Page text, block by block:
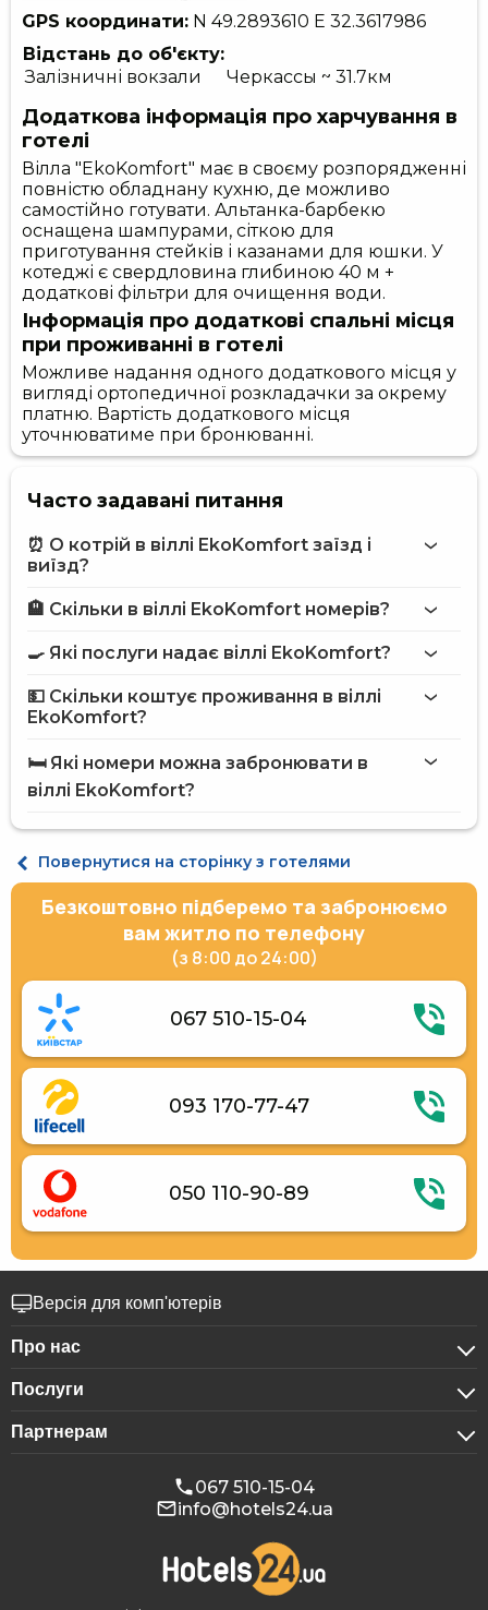
GPS координати: N 49.2893610 E 32.3617986
Відстань до об'єкту:
Залізничні вокзали
Черкассы ~ 31.7км
Додаткова інформація про харчування в
готелі
Вілла "EkoKomfort" має в своєму розпорядженні
повністю обладнану кухню, де можливо
самостійно готувати. Альтанка-барбекю
оснащена шампурами, сіткою для
приготування стейків і казанами для юшки. У
котеджі є свердловина глибиною 40 м +
додаткові фільтри для очищення води.
Інформація про додаткові спальні місця
при проживанні в готелі
Можливе надання одного додаткового місця у
вигляді ортопедичної розкладачки за окрему
платню. Вартість додаткового місця
уточнюватиме при бронюванні.
Часто задавані питання
⏰ О котрій в віллі EkoKomfort заїзд і
виїзд?
🏨 Скільки в віллі EkoKomfort номерів?
🍳 Які послуги надає віллі EkoKomfort?
Інтернет
Розваги
Сад
Спортивні розваги
Баня
Вулична парковка
Персонал розмовляє англійською мовою
Холодильник
Газова / електрична плита
Електричний чайник
Кухонне приладдя
Відро-водоспад
💵 Скільки коштує проживання в віллі
EkoKomfort?
на сайті Hotels24.ua
🛏️ Які номери можна забронювати в
віллі EkoKomfort?
Котедж 6-місний
Повернутися на сторінку з готелями
Безкоштовно підберемо та забронюємо
вам житло по телефону
(з 8:00 до 24:00)
067 510-15-04
093 170-77-47
050 110-90-89
Версія для комп'ютерів
Про нас
Про компанію
Конфіденційність
Наші партнери
Реклама на Hotels24
Послуги
Для бізнес-клієнтів
Бронювання для груп
Конференц-зали
Партнерам
Програма для афіліатів
067 510-15-04
info@hotels24.ua